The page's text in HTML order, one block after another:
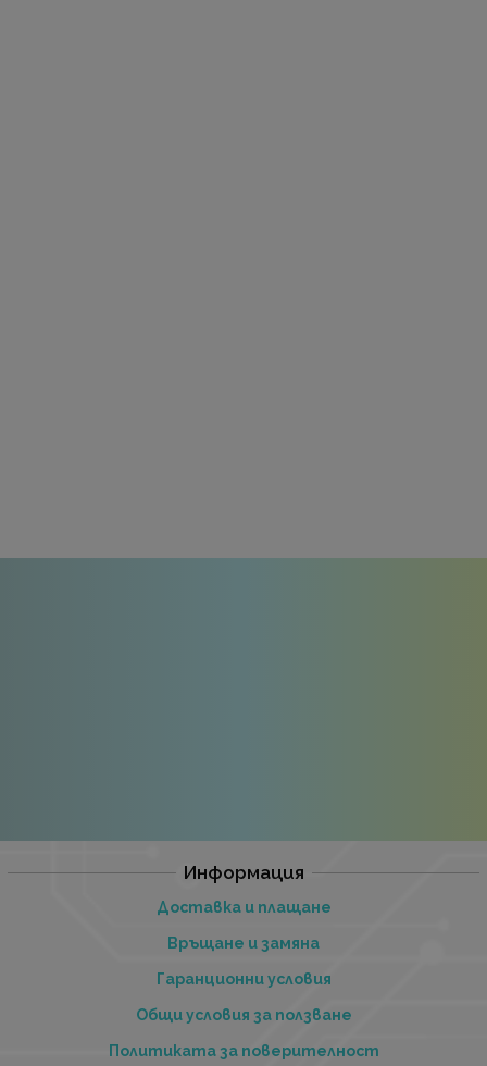
Информация
Доставка и плащане
Връщане и замяна
Гаранционни условия
Общи условия за ползване
Политиката за поверителност